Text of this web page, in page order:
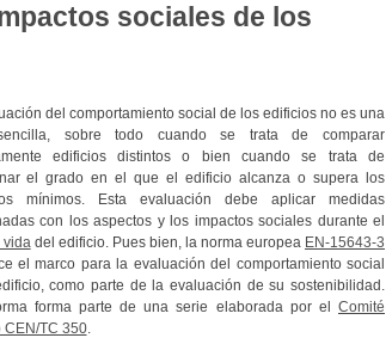
sociales de los
del comportamiento social de los edificios no es una
sobre todo cuando se trata de comparar
edificios distintos o bien cuando se trata de
el grado en el que el edificio alcanza o supera los
mínimos. Esta evaluación debe aplicar medidas
con los aspectos y los impactos sociales durante el
vidadel edificio. Pues bien, la norma europea EN-15643-3
el marco para la evaluación del comportamiento social
como parte de la evaluación de su sostenibilidad.
forma parte de una serie elaborada por el Comité
CEN/TC 350.